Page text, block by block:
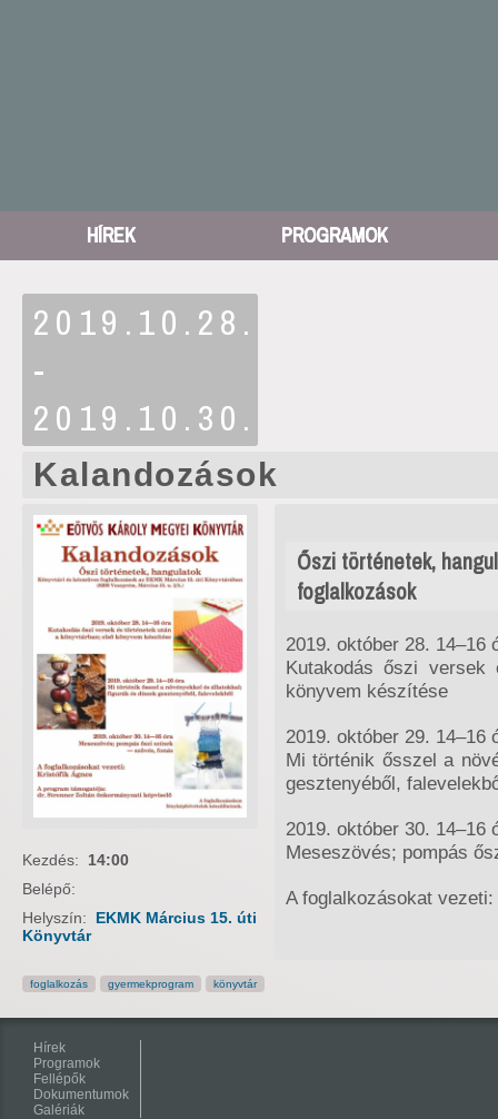
HÍREK PROGRAMOK
2019.10.28.
-
2019.10.30.
Kalandozások
Őszi történetek,
foglalkozások
2019. október 28. 14–16
Kutakodás őszi versek
könyvem készítése
2019. október 29. 14–16
Mi történik ősszel a
gesztenyéből,
2019. október 30. 14–16
Meseszövés; pompás
A foglalkozásokat
Kezdés: 14:00
Belépő:
Helyszín:
EKMK Március 15. úti
Könyvtár
foglalkozás gyermekprogram könyvtár
Hírek
Programok
Fellépők
Dokumentumok
Galériák